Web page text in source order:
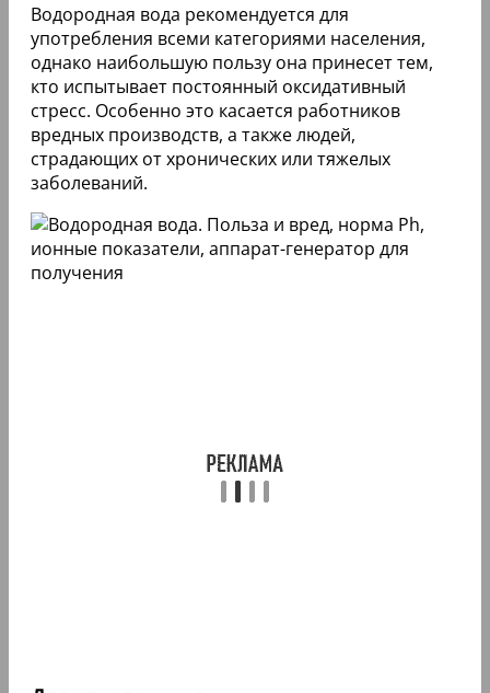
Водородная вода рекомендуется для
употребления всеми категориями населения,
однако наибольшую пользу она принесет тем,
кто испытывает постоянный оксидативный
стресс. Особенно это касается работников
вредных производств, а также людей,
страдающих от хронических или тяжелых
заболеваний.